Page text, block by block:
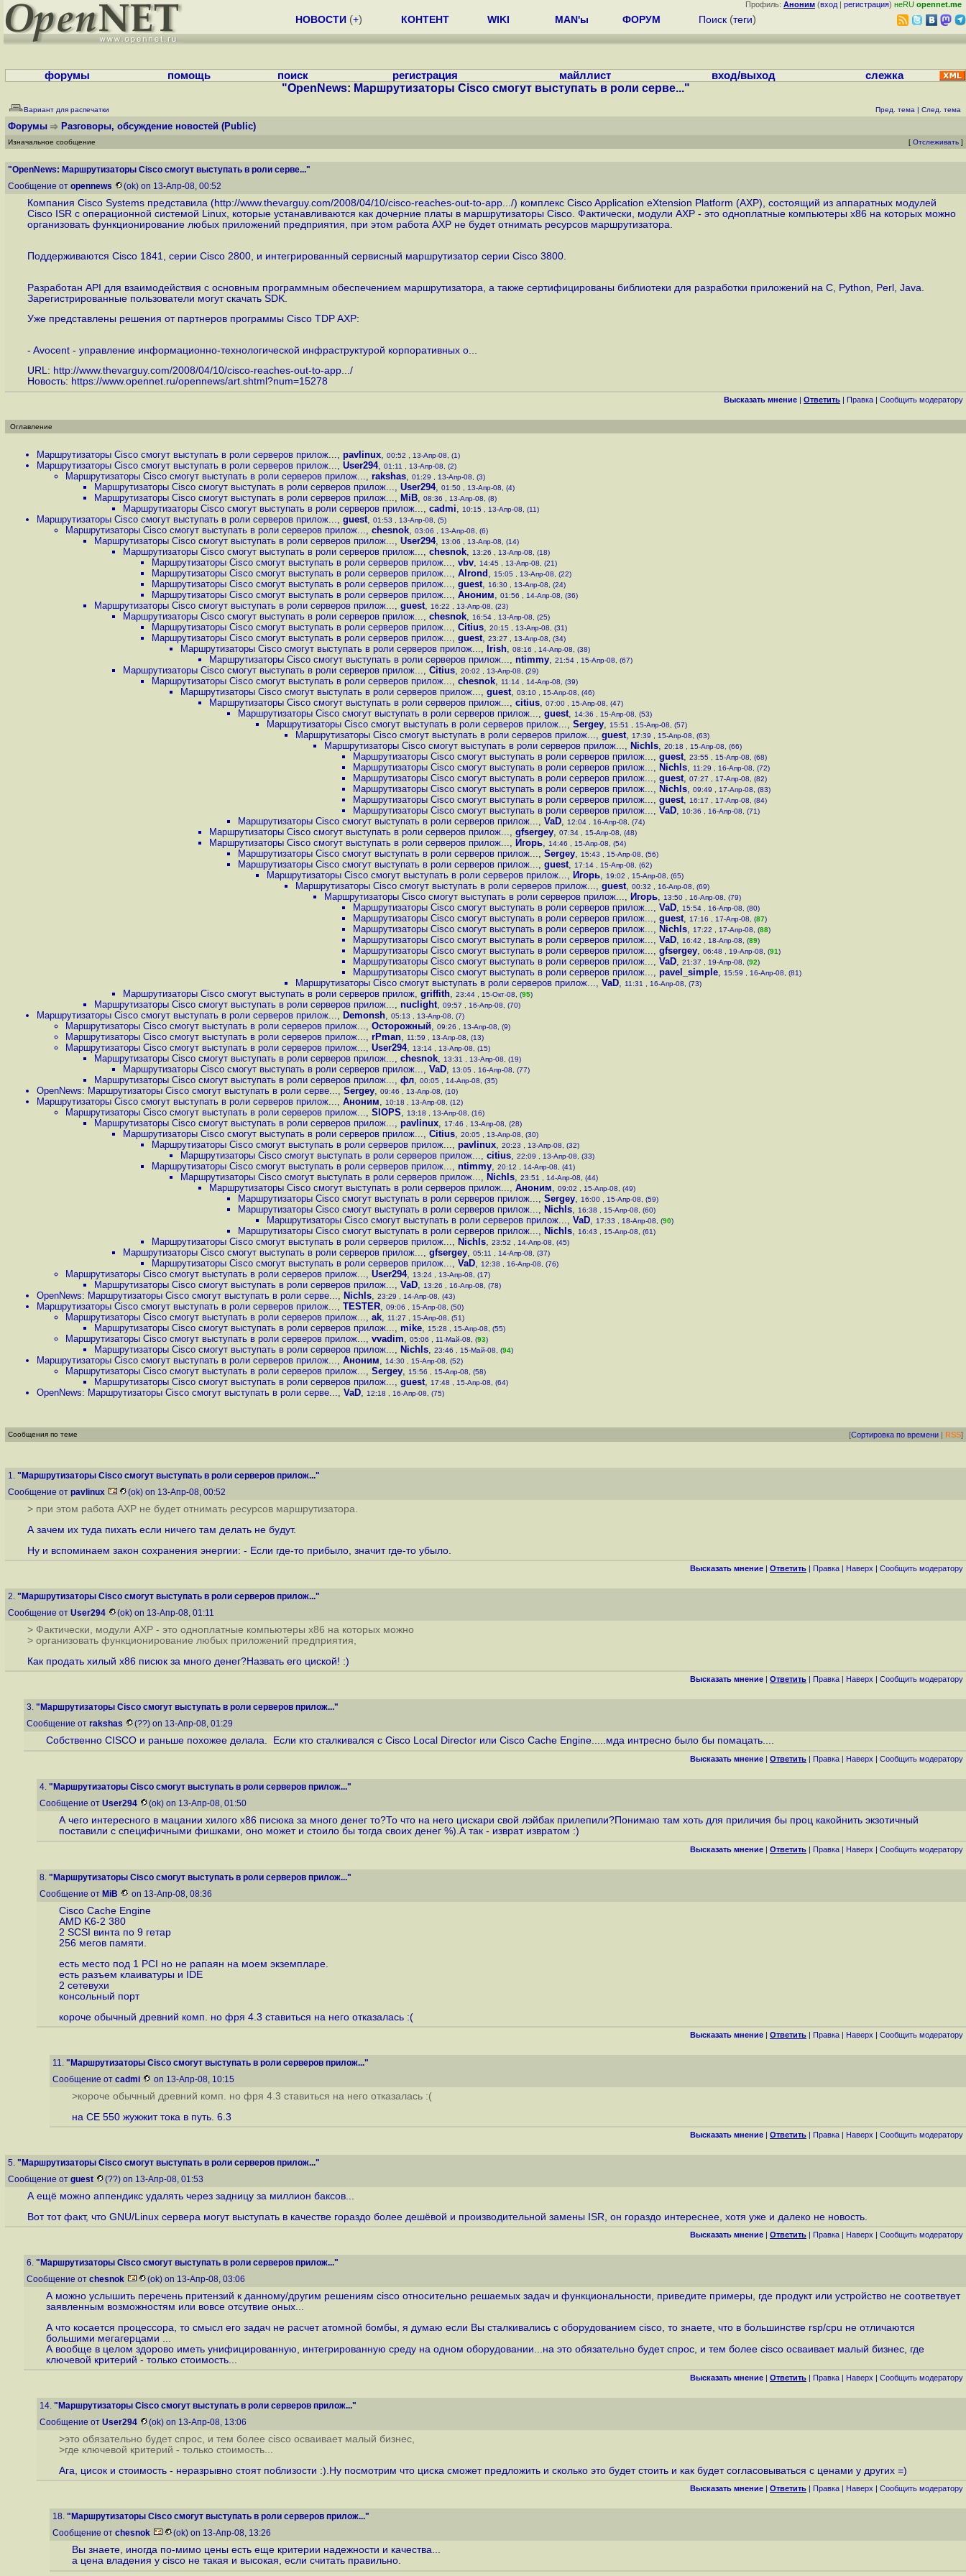
Профиль: Аноним (вход | регистрация) неRU opennet.me
НОВОСТИ (+) КОНТЕНТ WIKI MAN'ы ФОРУМ Поиск (теги)
форумы помощь поиск регистрация майллист вход/выход слежка
"OpenNews: Маршрутизаторы Cisco смогут выступать в роли серве..."
Вариант для распечатки Пред. тема | След. тема
Форумы Разговоры, обсуждение новостей (Public)
Изначальное сообщение [ Отслеживать ]
"OpenNews: Маршрутизаторы Cisco смогут выступать в роли серве..."
Сообщение от opennews (ok) on 13-Апр-08, 00:52
Компания Cisco Systems представила (http://www.thevarguy.com/2008/04/10/cisco-reaches-out-to-app.../) комплекс Cisco Application eXtension Platform (AXP), состоящий из аппаратных модулей
Cisco ISR с операционной системой Linux, которые устанавливаются как дочерние платы в маршрутизаторы Сisco. Фактически, модули AXP - это одноплатные компьютеры x86 на которых можно
организовать функционирование любых приложений предприятия, при этом работа AXP не будет отнимать ресурсов маршрутизатора.
Поддерживаются Cisco 1841, серии Cisco 2800, и интегрированный сервисный маршрутизатор серии Cisco 3800.
Разработан API для взаимодействия с основным программным обеспечением маршрутизатора, а также сертифицированы библиотеки для разработки приложений на C, Python, Perl, Java.
Зарегистрированные пользователи могут скачать SDK.
Уже представлены решения от партнеров программы Cisco TDP AXP:
- Avocent - управление информационно-технологической инфраструктурой корпоративных о...
URL: http://www.thevarguy.com/2008/04/10/cisco-reaches-out-to-app.../
Новость: https://www.opennet.ru/opennews/art.shtml?num=15278
Высказать мнение | Ответить | Правка | Cообщить модератору
Оглавление
Маршрутизаторы Cisco смогут выступать в роли серверов прилож..., pavlinux, 00:52 , 13-Апр-08, (1)
Маршрутизаторы Cisco смогут выступать в роли серверов прилож..., User294, 01:11 , 13-Апр-08, (2)
Маршрутизаторы Cisco смогут выступать в роли серверов прилож..., rakshas, 01:29 , 13-Апр-08, (3)
Маршрутизаторы Cisco смогут выступать в роли серверов прилож..., User294, 01:50 , 13-Апр-08, (4)
Маршрутизаторы Cisco смогут выступать в роли серверов прилож..., MiB, 08:36 , 13-Апр-08, (8)
Маршрутизаторы Cisco смогут выступать в роли серверов прилож..., cadmi, 10:15 , 13-Апр-08, (11)
Маршрутизаторы Cisco смогут выступать в роли серверов прилож..., guest, 01:53 , 13-Апр-08, (5)
Маршрутизаторы Cisco смогут выступать в роли серверов прилож..., chesnok, 03:06 , 13-Апр-08, (6)
Маршрутизаторы Cisco смогут выступать в роли серверов прилож..., User294, 13:06 , 13-Апр-08, (14)
Маршрутизаторы Cisco смогут выступать в роли серверов прилож..., chesnok, 13:26 , 13-Апр-08, (18)
Маршрутизаторы Cisco смогут выступать в роли серверов прилож..., vbv, 14:45 , 13-Апр-08, (21)
Маршрутизаторы Cisco смогут выступать в роли серверов прилож..., Alrond , 15:05 , 13-Апр-08, (22)
Маршрутизаторы Cisco смогут выступать в роли серверов прилож..., guest, 16:30 , 13-Апр-08, (24)
Маршрутизаторы Cisco смогут выступать в роли серверов прилож..., Аноним, 01:56 , 14-Апр-08, (36)
Маршрутизаторы Cisco смогут выступать в роли серверов прилож..., guest, 16:22 , 13-Апр-08, (23)
Маршрутизаторы Cisco смогут выступать в роли серверов прилож..., chesnok, 16:54 , 13-Апр-08, (25)
Маршрутизаторы Cisco смогут выступать в роли серверов прилож..., Citius, 20:15 , 13-Апр-08, (31)
Маршрутизаторы Cisco смогут выступать в роли серверов прилож..., guest, 23:27 , 13-Апр-08, (34)
Маршрутизаторы Cisco смогут выступать в роли серверов прилож..., Irish, 08:16 , 14-Апр-08, (38)
Маршрутизаторы Cisco смогут выступать в роли серверов прилож..., ntimmy, 21:54 , 15-Апр-08, (67)
Маршрутизаторы Cisco смогут выступать в роли серверов прилож..., Citius, 20:02 , 13-Апр-08, (29)
Маршрутизаторы Cisco смогут выступать в роли серверов прилож..., chesnok, 11:14 , 14-Апр-08, (39)
Маршрутизаторы Cisco смогут выступать в роли серверов прилож..., guest, 03:10 , 15-Апр-08, (46)
Маршрутизаторы Cisco смогут выступать в роли серверов прилож..., citius, 07:00 , 15-Апр-08, (47)
Маршрутизаторы Cisco смогут выступать в роли серверов прилож..., guest, 14:36 , 15-Апр-08, (53)
Маршрутизаторы Cisco смогут выступать в роли серверов прилож..., Sergey, 15:51 , 15-Апр-08, (57)
Маршрутизаторы Cisco смогут выступать в роли серверов прилож..., guest, 17:39 , 15-Апр-08, (63)
Маршрутизаторы Cisco смогут выступать в роли серверов прилож..., Nichls, 20:18 , 15-Апр-08, (66)
Маршрутизаторы Cisco смогут выступать в роли серверов прилож..., guest, 23:55 , 15-Апр-08, (68)
Маршрутизаторы Cisco смогут выступать в роли серверов прилож..., Nichls, 11:29 , 16-Апр-08, (72)
Маршрутизаторы Cisco смогут выступать в роли серверов прилож..., guest, 07:27 , 17-Апр-08, (82)
Маршрутизаторы Cisco смогут выступать в роли серверов прилож..., Nichls, 09:49 , 17-Апр-08, (83)
Маршрутизаторы Cisco смогут выступать в роли серверов прилож..., guest, 16:17 , 17-Апр-08, (84)
Маршрутизаторы Cisco смогут выступать в роли серверов прилож..., VaD, 10:36 , 16-Апр-08, (71)
Маршрутизаторы Cisco смогут выступать в роли серверов прилож..., VaD, 12:04 , 16-Апр-08, (74)
Маршрутизаторы Cisco смогут выступать в роли серверов прилож..., gfsergey, 07:34 , 15-Апр-08, (48)
Маршрутизаторы Cisco смогут выступать в роли серверов прилож..., Игорь, 14:46 , 15-Апр-08, (54)
Маршрутизаторы Cisco смогут выступать в роли серверов прилож..., Sergey, 15:43 , 15-Апр-08, (56)
Маршрутизаторы Cisco смогут выступать в роли серверов прилож..., guest, 17:14 , 15-Апр-08, (62)
Маршрутизаторы Cisco смогут выступать в роли серверов прилож..., Игорь, 19:02 , 15-Апр-08, (65)
Маршрутизаторы Cisco смогут выступать в роли серверов прилож..., guest, 00:32 , 16-Апр-08, (69)
Маршрутизаторы Cisco смогут выступать в роли серверов прилож..., Игорь, 13:50 , 16-Апр-08, (79)
Маршрутизаторы Cisco смогут выступать в роли серверов прилож..., VaD, 15:54 , 16-Апр-08, (80)
Маршрутизаторы Cisco смогут выступать в роли серверов прилож..., guest, 17:16 , 17-Апр-08, (87)
Маршрутизаторы Cisco смогут выступать в роли серверов прилож..., Nichls, 17:22 , 17-Апр-08, (88)
Маршрутизаторы Cisco смогут выступать в роли серверов прилож..., VaD, 16:42 , 18-Апр-08, (89)
Маршрутизаторы Cisco смогут выступать в роли серверов прилож..., gfsergey, 06:48 , 19-Апр-08, (91)
Маршрутизаторы Cisco смогут выступать в роли серверов прилож..., VaD, 21:37 , 19-Апр-08, (92)
Маршрутизаторы Cisco смогут выступать в роли серверов прилож..., pavel_simple, 15:59 , 16-Апр-08, (81)
Маршрутизаторы Cisco смогут выступать в роли серверов прилож..., VaD, 11:31 , 16-Апр-08, (73)
Маршрутизаторы Cisco смогут выступать в роли серверов прилож, griffith, 23:44 , 15-Окт-08, (95)
Маршрутизаторы Cisco смогут выступать в роли серверов прилож..., nuclight, 09:57 , 16-Апр-08, (70)
Маршрутизаторы Cisco смогут выступать в роли серверов прилож..., Demonsh, 05:13 , 13-Апр-08, (7)
Маршрутизаторы Cisco смогут выступать в роли серверов прилож..., Осторожный, 09:26 , 13-Апр-08, (9)
Маршрутизаторы Cisco смогут выступать в роли серверов прилож..., rPman, 11:59 , 13-Апр-08, (13)
Маршрутизаторы Cisco смогут выступать в роли серверов прилож..., User294, 13:14 , 13-Апр-08, (15)
Маршрутизаторы Cisco смогут выступать в роли серверов прилож..., chesnok, 13:31 , 13-Апр-08, (19)
Маршрутизаторы Cisco смогут выступать в роли серверов прилож..., VaD, 13:05 , 16-Апр-08, (77)
Маршрутизаторы Cisco смогут выступать в роли серверов прилож..., фл, 00:05 , 14-Апр-08, (35)
OpenNews: Маршрутизаторы Cisco смогут выступать в роли серве..., Sergey, 09:46 , 13-Апр-08, (10)
Маршрутизаторы Cisco смогут выступать в роли серверов прилож..., Аноним, 10:18 , 13-Апр-08, (12)
Маршрутизаторы Cisco смогут выступать в роли серверов прилож..., SlOPS, 13:18 , 13-Апр-08, (16)
Маршрутизаторы Cisco смогут выступать в роли серверов прилож..., pavlinux, 17:46 , 13-Апр-08, (28)
Маршрутизаторы Cisco смогут выступать в роли серверов прилож..., Citius, 20:05 , 13-Апр-08, (30)
Маршрутизаторы Cisco смогут выступать в роли серверов прилож..., pavlinux, 20:23 , 13-Апр-08, (32)
Маршрутизаторы Cisco смогут выступать в роли серверов прилож..., citius, 22:09 , 13-Апр-08, (33)
Маршрутизаторы Cisco смогут выступать в роли серверов прилож..., ntimmy, 20:12 , 14-Апр-08, (41)
Маршрутизаторы Cisco смогут выступать в роли серверов прилож..., Nichls, 23:51 , 14-Апр-08, (44)
Маршрутизаторы Cisco смогут выступать в роли серверов прилож..., Аноним, 09:02 , 15-Апр-08, (49)
Маршрутизаторы Cisco смогут выступать в роли серверов прилож..., Sergey, 16:00 , 15-Апр-08, (59)
Маршрутизаторы Cisco смогут выступать в роли серверов прилож..., Nichls, 16:38 , 15-Апр-08, (60)
Маршрутизаторы Cisco смогут выступать в роли серверов прилож..., VaD, 17:33 , 18-Апр-08, (90)
Маршрутизаторы Cisco смогут выступать в роли серверов прилож..., Nichls, 16:43 , 15-Апр-08, (61)
Маршрутизаторы Cisco смогут выступать в роли серверов прилож..., Nichls, 23:52 , 14-Апр-08, (45)
Маршрутизаторы Cisco смогут выступать в роли серверов прилож..., gfsergey, 05:11 , 14-Апр-08, (37)
Маршрутизаторы Cisco смогут выступать в роли серверов прилож..., VaD, 12:38 , 16-Апр-08, (76)
Маршрутизаторы Cisco смогут выступать в роли серверов прилож..., User294, 13:24 , 13-Апр-08, (17)
Маршрутизаторы Cisco смогут выступать в роли серверов прилож..., VaD, 13:26 , 16-Апр-08, (78)
OpenNews: Маршрутизаторы Cisco смогут выступать в роли серве..., Nichls, 23:29 , 14-Апр-08, (43)
Маршрутизаторы Cisco смогут выступать в роли серверов прилож..., TESTER, 09:06 , 15-Апр-08, (50)
Маршрутизаторы Cisco смогут выступать в роли серверов прилож..., ak, 11:27 , 15-Апр-08, (51)
Маршрутизаторы Cisco смогут выступать в роли серверов прилож..., mike, 15:28 , 15-Апр-08, (55)
Маршрутизаторы Cisco смогут выступать в роли серверов прилож..., vvadim, 05:06 , 11-Май-08, (93)
Маршрутизаторы Cisco смогут выступать в роли серверов прилож..., Nichls, 23:46 , 15-Май-08, (94)
Маршрутизаторы Cisco смогут выступать в роли серверов прилож..., Аноним, 14:30 , 15-Апр-08, (52)
Маршрутизаторы Cisco смогут выступать в роли серверов прилож..., Sergey, 15:56 , 15-Апр-08, (58)
Маршрутизаторы Cisco смогут выступать в роли серверов прилож..., guest, 17:48 , 15-Апр-08, (64)
OpenNews: Маршрутизаторы Cisco смогут выступать в роли серве..., VaD, 12:18 , 16-Апр-08, (75)
Сообщения по теме [Сортировка по времени | RSS]
1. "Маршрутизаторы Cisco смогут выступать в роли серверов прилож..."
Сообщение от pavlinux (ok) on 13-Апр-08, 00:52
> при этом работа AXP не будет отнимать ресурсов маршрутизатора.
А зачем их туда пихать если ничего там делать не будут.
Ну и вспоминаем закон сохранения энергии: - Если где-то прибыло, значит где-то убыло.
Высказать мнение | Ответить | Правка | Наверх | Cообщить модератору
2. "Маршрутизаторы Cisco смогут выступать в роли серверов прилож..."
Сообщение от User294 (ok) on 13-Апр-08, 01:11
> Фактически, модули AXP - это одноплатные компьютеры x86 на которых можно
> организовать функционирование любых приложений предприятия,
Как продать хилый х86 писюк за много денег?Назвать его циской! :)
Высказать мнение | Ответить | Правка | Наверх | Cообщить модератору
3. "Маршрутизаторы Cisco смогут выступать в роли серверов прилож..."
Сообщение от rakshas (??) on 13-Апр-08, 01:29
Собственно CISCO и раньше похожее делала. Если кто сталкивался с Cisco Local Director или Cisco Сache Engine.....мда интресно было бы помацать....
Высказать мнение | Ответить | Правка | Наверх | Cообщить модератору
4. "Маршрутизаторы Cisco смогут выступать в роли серверов прилож..."
Сообщение от User294 (ok) on 13-Апр-08, 01:50
А чего интересного в мацании хилого х86 писюка за много денег то?То что на него цискари свой лэйбак прилепили?Понимаю там хоть для приличия бы проц какойнить экзотичный
поставили с специфичными фишками, оно может и стоило бы тогда своих денег %).А так - изврат извратом :)
Высказать мнение | Ответить | Правка | Наверх | Cообщить модератору
8. "Маршрутизаторы Cisco смогут выступать в роли серверов прилож..."
Сообщение от MiB on 13-Апр-08, 08:36
Cisco Сache Engine
AMD K6-2 380
2 SCSI винта по 9 гетар
256 мегов памяти.
есть место под 1 PCI но не рапаян на моем экземпларе.
есть разъем клаиватуры и IDE
2 сетевухи
консольный порт
короче обычный древний комп. но фря 4.3 ставиться на него отказалась :(
Высказать мнение | Ответить | Правка | Наверх | Cообщить модератору
11. "Маршрутизаторы Cisco смогут выступать в роли серверов прилож..."
Сообщение от cadmi on 13-Апр-08, 10:15
>короче обычный древний комп. но фря 4.3 ставиться на него отказалась :(
на CE 550 жужжит тока в путь. 6.3
Высказать мнение | Ответить | Правка | Наверх | Cообщить модератору
5. "Маршрутизаторы Cisco смогут выступать в роли серверов прилож..."
Сообщение от guest (??) on 13-Апр-08, 01:53
А ещё можно аппендикс удалять через задницу за миллион баксов...
Вот тот факт, что GNU/Linux сервера могут выступать в качестве гораздо более дешёвой и производительной замены ISR, он гораздо интереснее, хотя уже и далеко не новость.
Высказать мнение | Ответить | Правка | Наверх | Cообщить модератору
6. "Маршрутизаторы Cisco смогут выступать в роли серверов прилож..."
Сообщение от chesnok (ok) on 13-Апр-08, 03:06
А можно услышить перечень притензий к данному/другим решениям cisco относительно решаемых задач и функциональности, приведите примеры, где продукт или устройство не соответвует
заявленным возможностям или вовсе отсутвие оных...
А что косается процессора, то смысл его задач не расчет атомной бомбы, я думаю если Вы сталкивались с оборудованием cisco, то знаете, что в большинстве rsp/cpu не отличаются
большими мегагерцами ...
А вообще в целом здорово иметь унифицированную, интегрированную среду на одном оборудовании...на это обязательно будет спрос, и тем более cisco осваивает малый бизнес, где
ключевой критерий - только стоимость...
Высказать мнение | Ответить | Правка | Наверх | Cообщить модератору
14. "Маршрутизаторы Cisco смогут выступать в роли серверов прилож..."
Сообщение от User294 (ok) on 13-Апр-08, 13:06
>это обязательно будет спрос, и тем более cisco осваивает малый бизнес,
>где ключевой критерий - только стоимость...
Ага, цисок и стоимость - неразрывно стоят поблизости :).Ну посмотрим что циска сможет предложить и сколько это будет стоить и как будет согласовываться с ценами у других =)
Высказать мнение | Ответить | Правка | Наверх | Cообщить модератору
18. "Маршрутизаторы Cisco смогут выступать в роли серверов прилож..."
Сообщение от chesnok (ok) on 13-Апр-08, 13:26
Вы знаете, иногда по-мимо цены есть еще критерии надежности и качества...
а цена владения у cisco не такая и высокая, если считать правильно.